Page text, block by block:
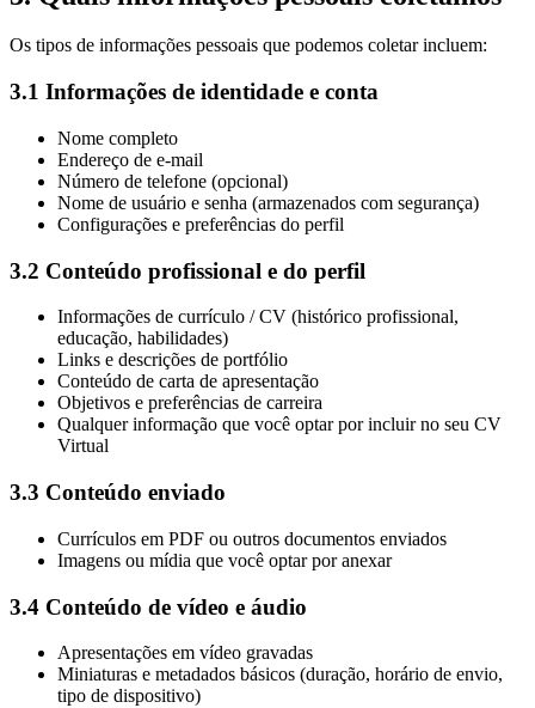
Os tipos de informações pessoais que podemos coletar incluem:
3.1 Informações de identidade e conta
Nome completo
Endereço de e-mail
Número de telefone (opcional)
Nome de usuário e senha (armazenados com segurança)
Configurações e preferências do perfil
3.2 Conteúdo profissional e do perfil
Informações de currículo / CV (histórico profissional,
educação, habilidades)
Links e descrições de portfólio
Conteúdo de carta de apresentação
Objetivos e preferências de carreira
Qualquer informação que você optar por incluir no seu CV
Virtual
3.3 Conteúdo enviado
Currículos em PDF ou outros documentos enviados
Imagens ou mídia que você optar por anexar
3.4 Conteúdo de vídeo e áudio
Apresentações em vídeo gravadas
Miniaturas e metadados básicos (duração, horário de envio,
tipo de dispositivo)